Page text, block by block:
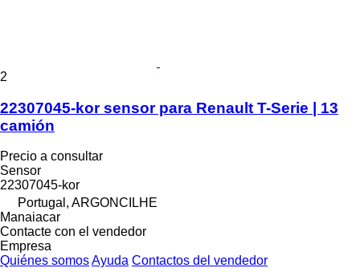
2
22307045-kor sensor para Renault T-Serie | 13
camión
Precio a consultar
Sensor
22307045-kor
Portugal, ARGONCILHE
Manaiacar
Contacte con el vendedor
Empresa
Quiénes somosAyuda Contactos del vendedor